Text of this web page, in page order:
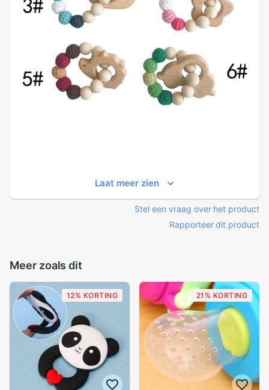
Laat meer zien
Stel een vraag over het product
Rapporteer dit product
Meer zoals dit
12% KORTING 21% KORTING